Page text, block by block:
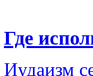
Где
Иудаизм